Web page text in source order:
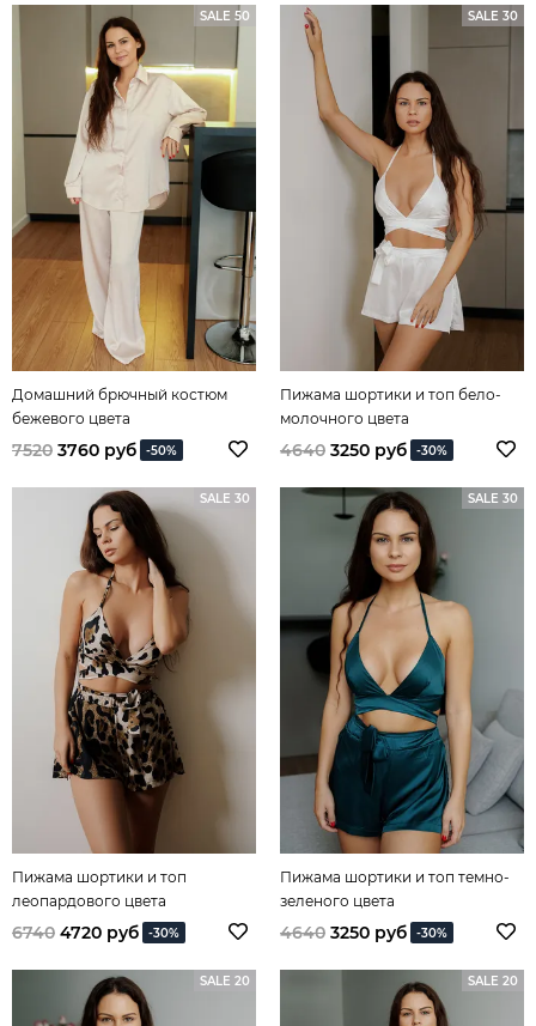
SALE 50
Домашний брючный костюм
бежевого цвета
7520 3760 руб -50%
SALE 30
Пижама шортики и топ бело-
молочного цвета
4640 3250 руб -30%
SALE 30
Пижама шортики и топ
леопардового цвета
6740 4720 руб -30%
SALE 30
Пижама шортики и топ темно-
зеленого цвета
4640 3250 руб -30%
SALE 20 SALE 20